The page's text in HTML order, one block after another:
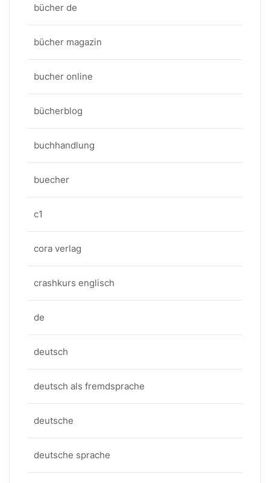
bücher de
bücher magazin
bucher online
bücherblog
buchhandlung
buecher
c1
cora verlag
crashkurs englisch
de
deutsch
deutsch als fremdsprache
deutsche
deutsche sprache